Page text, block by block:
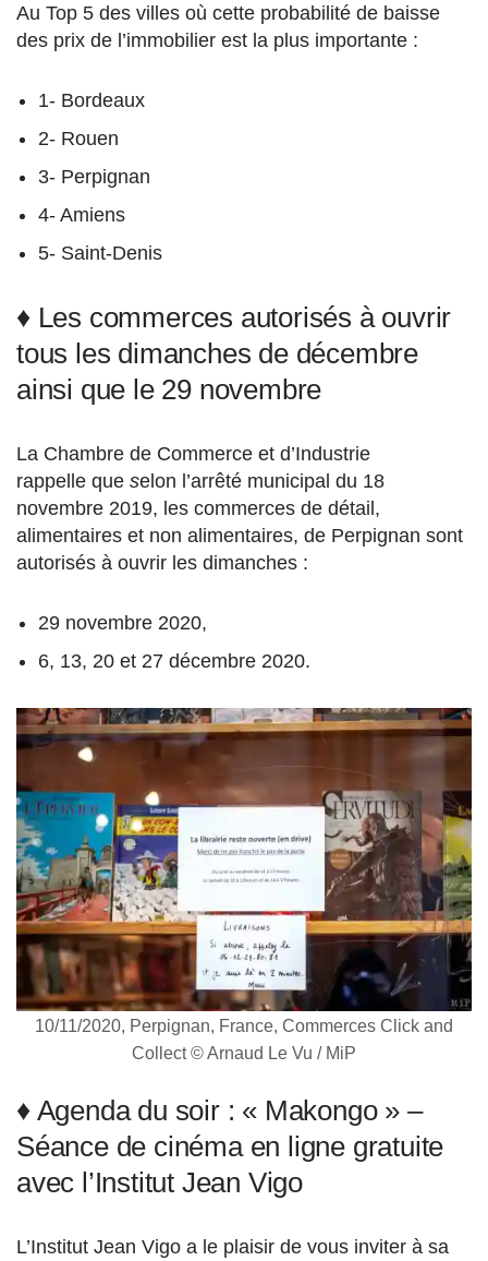
Au Top 5 des villes où cette probabilité de baisse
des prix de l’immobilier est la plus importante :
1- Bordeaux
2- Rouen
3- Perpignan
4- Amiens
5- Saint-Denis
♦ Les commerces autorisés à ouvrir
tous les dimanches de décembre
ainsi que le 29 novembre
La Chambre de Commerce et d’Industrie
rappelle que selon l’arrêté municipal du 18
novembre 2019, les commerces de détail,
alimentaires et non alimentaires, de Perpignan sont
autorisés à ouvrir les dimanches :
29 novembre 2020,
6, 13, 20 et 27 décembre 2020.
10/11/2020, Perpignan, France, Commerces Click and
Collect © Arnaud Le Vu / MiP
♦ Agenda du soir : « Makongo » –
Séance de cinéma en ligne gratuite
avec l’Institut Jean Vigo
L’Institut Jean Vigo a le plaisir de vous inviter à sa